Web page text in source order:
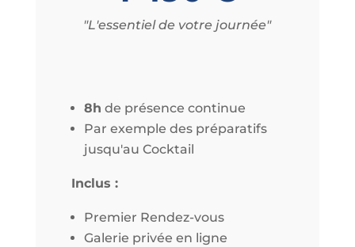
"L'essentiel de votre journée"
8h de présence continue
Par exemple des préparatifs
jusqu'au Cocktail
Inclus :
Premier Rendez-vous
Galerie privée en ligne